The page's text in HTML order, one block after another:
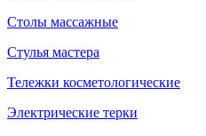
Столы массажные
Стулья мастера
Тележки косметологические
Электрические терки